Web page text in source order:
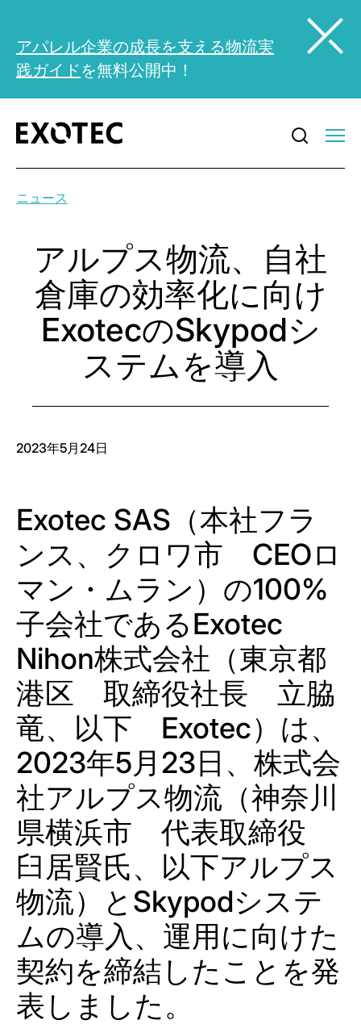
アパレル企業の成長を支える物流実
践ガイドを無料公開中！
ニュース
アルプス物流、自社
倉庫の効率化に向け
ExotecのSkypodシ
ステムを導入
2023年5月24日
Exotec SAS（本社フラ
ンス、クロワ市 CEOロ
マン・ムラン）の100%
子会社であるExotec
Nihon株式会社（東京都
港区 取締役社長 立脇
竜、以下 Exotec）は、
2023年5月23日、株式会
社アルプス物流（神奈川
県横浜市 代表取締役
臼居賢氏、以下アルプス
物流）とSkypodシステ
ムの導入、運用に向けた
契約を締結したことを発
表しました。